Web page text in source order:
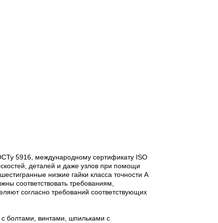
5916, международному сертификату ISO
деталей и даже узлов при помощи
низкие гайки класса точности А
соответствовать требованиям,
согласно требований соответствующих
болтами, винтами, шпильками с